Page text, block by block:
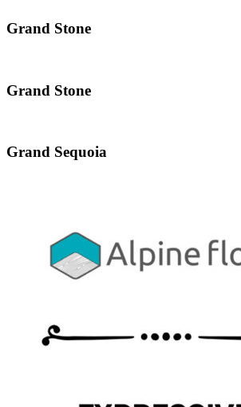
Grand Stone
Grand Stone
Grand Sequoia